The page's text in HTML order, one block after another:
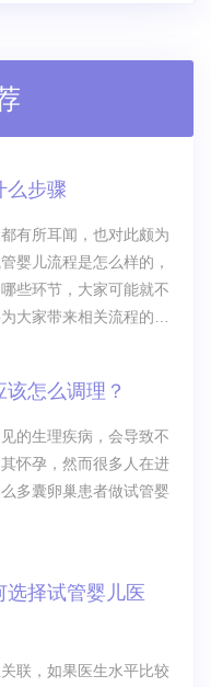
么步骤
有所耳闻，也对此颇为
婴儿流程是怎么样的，
些环节，大家可能就不
大家带来相关流程的简
怎么调理？
的生理疾病，会导致不
怀孕，然而很多人在进
多囊卵巢患者做试管婴
选择试管婴儿医
联，如果医生水平比较